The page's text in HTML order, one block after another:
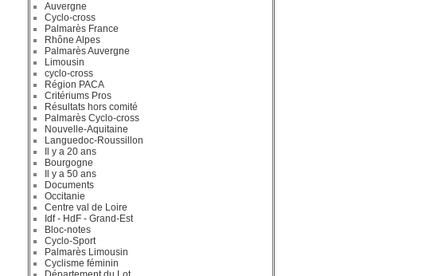
Auvergne
Cyclo-cross
Palmarès France
Rhône Alpes
Palmarès Auvergne
Limousin
cyclo-cross
Région PACA
Critériums Pros
Résultats hors comité
Palmarès Cyclo-cross
Nouvelle-Aquitaine
Languedoc-Roussillon
Il y a 20 ans
Bourgogne
Il y a 50 ans
Documents
Occitanie
Centre val de Loire
Idf - HdF - Grand-Est
Bloc-notes
Cyclo-Sport
Palmarès Limousin
Cyclisme féminin